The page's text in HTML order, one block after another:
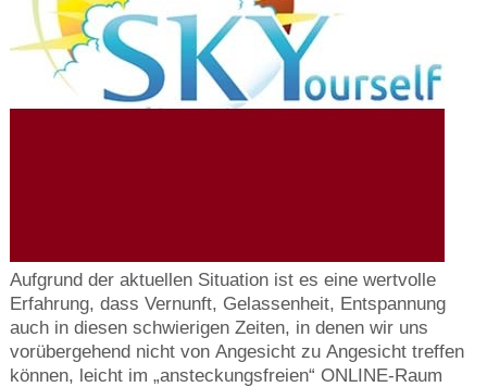
Aufgrund der aktuellen Situation ist es eine wertvolle
Erfahrung, dass Vernunft, Gelassenheit, Entspannung
auch in diesen schwierigen Zeiten, in denen wir uns
vorübergehend nicht von Angesicht zu Angesicht treffen
können, leicht im „ansteckungsfreien“ ONLINE-Raum